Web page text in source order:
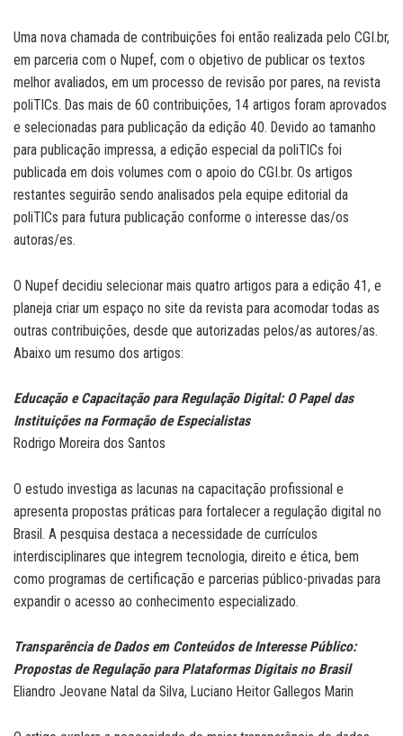
Uma nova chamada de contribuições foi então realizada pelo CGI.br,
em parceria com o Nupef, com o objetivo de publicar os textos
melhor avaliados, em um processo de revisão por pares, na revista
poliTICs. Das mais de 60 contribuições, 14 artigos foram aprovados
e selecionadas para publicação da edição 40. Devido ao tamanho
para publicação impressa, a edição especial da poliTICs foi
publicada em dois volumes com o apoio do CGI.br. Os artigos
restantes seguirão sendo analisados pela equipe editorial da
poliTICs para futura publicação conforme o interesse das/os
autoras/es.
O Nupef decidiu selecionar mais quatro artigos para a edição 41, e
planeja criar um espaço no site da revista para acomodar todas as
outras contribuições, desde que autorizadas pelos/as autores/as.
Abaixo um resumo dos artigos:
Educação e Capacitação para Regulação Digital: O Papel das
Instituições na Formação de Especialistas
Rodrigo Moreira dos Santos
O estudo investiga as lacunas na capacitação profissional e
apresenta propostas práticas para fortalecer a regulação digital no
Brasil. A pesquisa destaca a necessidade de currículos
interdisciplinares que integrem tecnologia, direito e ética, bem
como programas de certificação e parcerias público-privadas para
expandir o acesso ao conhecimento especializado.
Transparência de Dados em Conteúdos de Interesse Público:
Propostas de Regulação para Plataformas Digitais no Brasil
Eliandro Jeovane Natal da Silva, Luciano Heitor Gallegos Marin